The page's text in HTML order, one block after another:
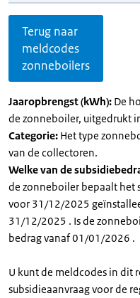
Terug naar
meldcodes
zonneboilers
Jaaropbrengst (kWh): De
de zonneboiler, uitgedrukt
Categorie: Het type
van de collectoren.
Welke van de
de zonneboiler bepaalt het
voor 31/12/2025
31/12/2025 . Is de
bedrag vanaf 01/01/2026 .
U kunt de meldcodes in dit
subsidieaanvraag voor de